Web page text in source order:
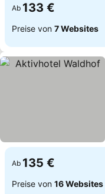
Ab 133 €
Preise von 7 Websites
Ab 135 €
Preise von 16 Websites